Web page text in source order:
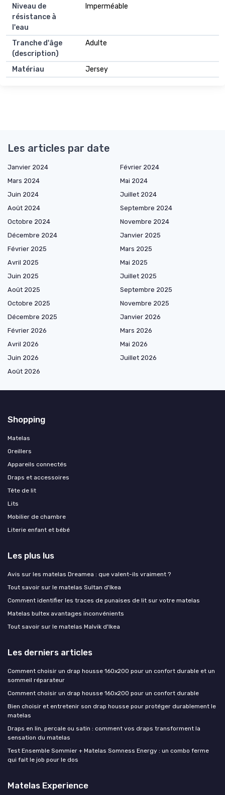
Niveau de
résistance à
l'eau
Imperméable
Tranche d'âge
(description)
Adulte
Matériau Jersey
Les articles par date
Janvier 2024
Février 2024
Mars 2024
Mai 2024
Juin 2024
Juillet 2024
Août 2024
Septembre 2024
Octobre 2024
Novembre 2024
Décembre 2024
Janvier 2025
Février 2025
Mars 2025
Avril 2025
Mai 2025
Juin 2025
Juillet 2025
Août 2025
Septembre 2025
Octobre 2025
Novembre 2025
Décembre 2025
Janvier 2026
Février 2026
Mars 2026
Avril 2026
Mai 2026
Juin 2026
Juillet 2026
Août 2026
Shopping
Matelas
Oreillers
Appareils connectés
Draps et accessoires
Tête de lit
Lits
Mobilier de chambre
Literie enfant et bébé
Les plus lus
Avis sur les matelas Dreamea : que valent-ils vraiment ?
Tout savoir sur le matelas Sultan d'Ikea
Comment identifier les traces de punaises de lit sur votre matelas
Matelas bultex avantages inconvénients
Tout savoir sur le matelas Malvik d'Ikea
Les derniers articles
Comment choisir un drap housse 160x200 pour un confort durable et un
sommeil réparateur
Comment choisir un drap housse 160x200 pour un confort durable
Bien choisir et entretenir son drap housse pour protéger durablement le
matelas
Draps en lin, percale ou satin : comment vos draps transforment la
sensation du matelas
Test Ensemble Sommier + Matelas Somness Energy : un combo ferme
qui fait le job pour le dos
Matelas Experience